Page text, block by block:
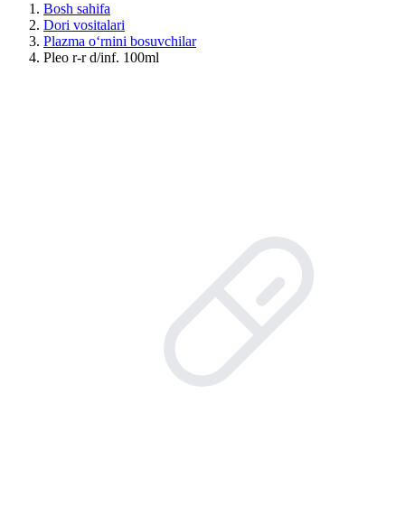
Bosh sahifa
Dori vositalari
Plazma o‘rnini bosuvchilar
Pleo r-r d/inf. 100ml